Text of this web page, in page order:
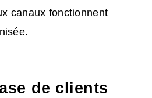
canaux fonctionnent
de clients